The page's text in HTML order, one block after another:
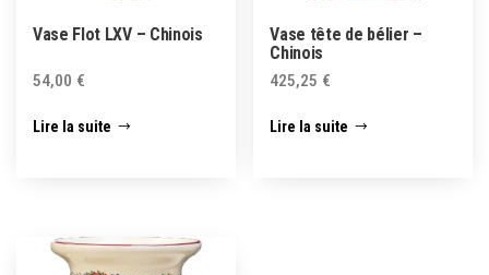
Vase Flot LXV – Chinois
54,00 €
Lire la suite
Vase tête de bélier –
Chinois
425,25 €
Lire la suite